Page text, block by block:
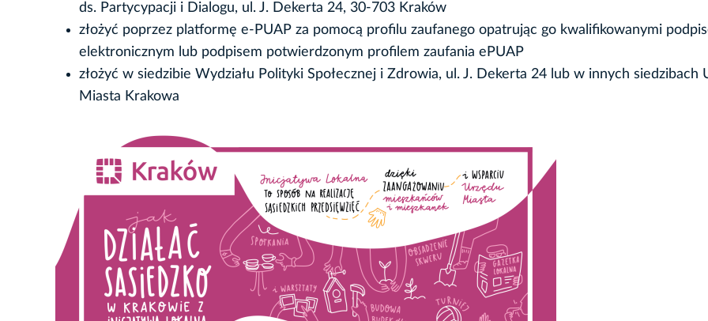
ds. Partycypacji i Dialogu, ul. J. Dekerta 24, 30-703 Kraków
złożyć poprzez platformę e-PUAP za pomocą profilu zaufanego opatrując go kwalifikowanymi
elektronicznym lub podpisem potwierdzonym profilem zaufania ePUAP
złożyć w siedzibie Wydziału Polityki Społecznej i Zdrowia, ul. J. Dekerta 24 lub w innych siedzibach
Miasta Krakowa